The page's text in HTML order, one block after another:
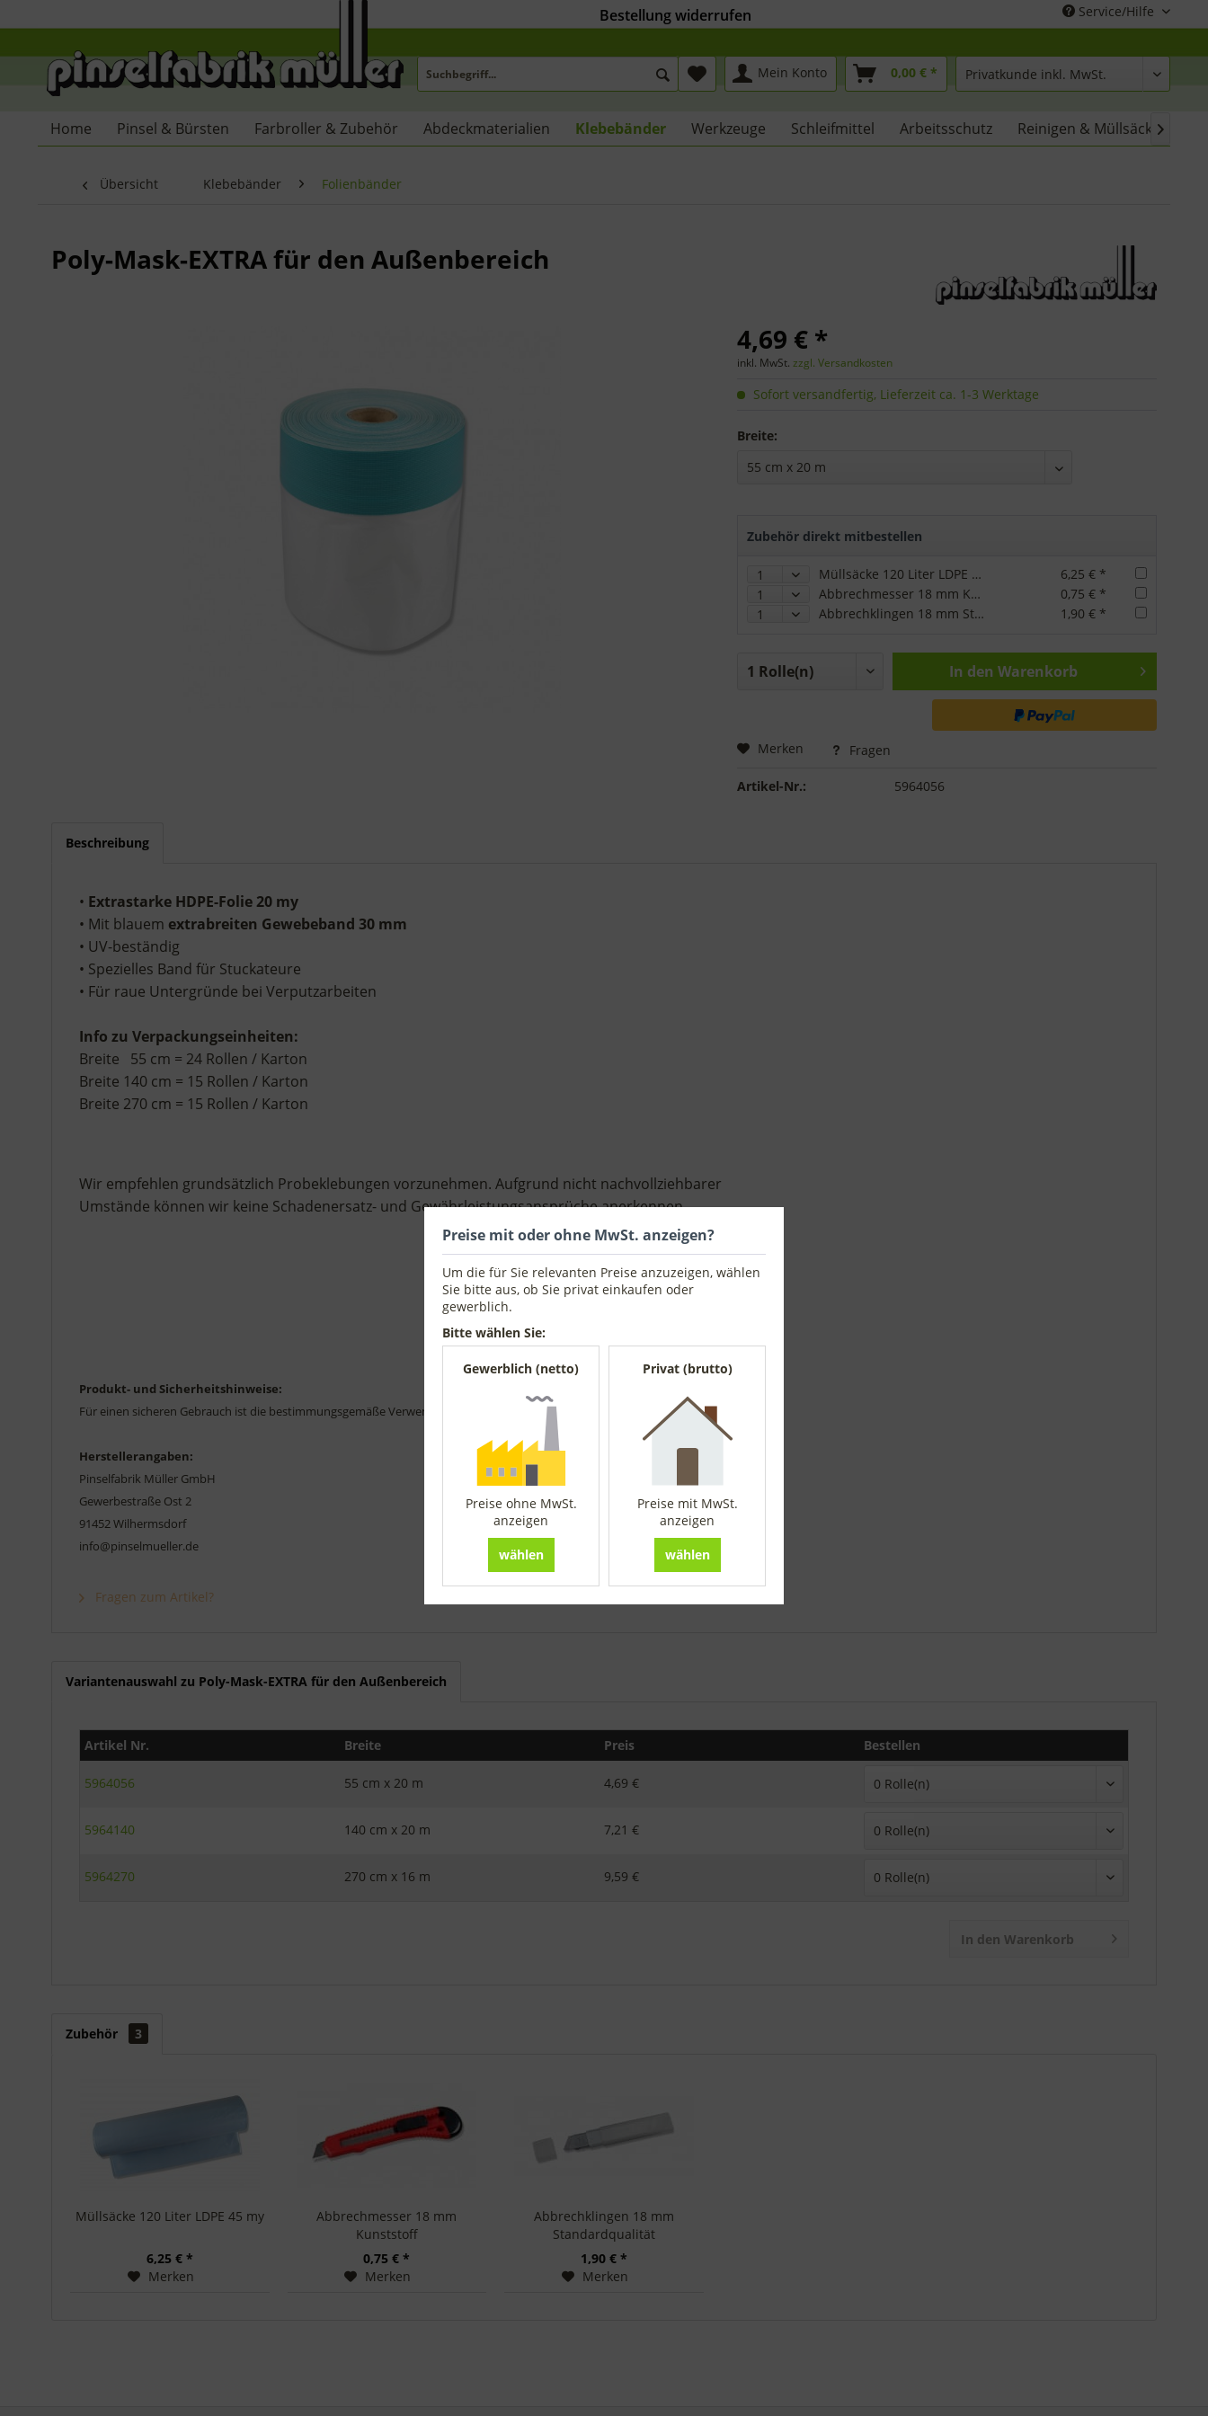
Service/Hilfe
Mein Konto 0,00 € *
Home Pinsel & Bürsten Farbroller & Zubehör Abdeckmaterialien Klebebänder Werkzeuge Schleifmittel Arbeitsschutz Reinigen & Müllsäcke
Übersicht Klebebänder Folienbänder
Poly-Mask-EXTRA für den Außenbereich
4,69 € *
inkl. MwSt. zzgl. Versandkosten
Sofort versandfertig, Lieferzeit ca. 1-3 Werktage
Breite:
Zubehör direkt mitbestellen
Müllsäcke 120 Liter LDPE 45 my
6,25 € *
Abbrechmesser 18 mm Kunststoff
0,75 € *
Abbrechklingen 18 mm Standardqualität
1,90 € *
In den Warenkorb
Merken Fragen
Artikel-Nr.: 5964056
Beschreibung
• Extrastarke HDPE-Folie 20 my
• Mit blauem extrabreiten Gewebeband 30 mm
• UV-beständig
• Spezielles Band für Stuckateure
• Für raue Untergründe bei Verputzarbeiten
Info zu Verpackungseinheiten:
Breite 55 cm = 24 Rollen / Karton
Breite 140 cm = 15 Rollen / Karton
Breite 270 cm = 15 Rollen / Karton
Wir empfehlen grundsätzlich Probeklebungen vorzunehmen. Aufgrund nicht nachvollziehbarer
Umstände können wir keine Schadenersatz- und Gewährleistungsansprüche anerkennen.
Produkt- und Sicherheitshinweise:
Für einen sicheren Gebrauch ist die bestimmungsgemäße Verwendung des Produkts und die nötige Sachkunde erforderlich.
Herstellerangaben:
Pinselfabrik Müller GmbH
Gewerbestraße Ost 2
91452 Wilhermsdorf
info@pinselmueller.de
Fragen zum Artikel?
Variantenauswahl zu Poly-Mask-EXTRA für den Außenbereich
Artikel Nr. Breite Preis Bestellen
5964056 55 cm x 20 m 4,69 €
5964140 140 cm x 20 m 7,21 €
5964270 270 cm x 16 m 9,59 €
In den Warenkorb
Zubehör 3
Müllsäcke 120 Liter LDPE 45 my
6,25 € *
Merken
Abbrechmesser 18 mm
Kunststoff
0,75 € *
Merken
Abbrechklingen 18 mm
Standardqualität
1,90 € *
Merken
Bestellung widerrufen
Preise mit oder ohne MwSt. anzeigen?
Um die für Sie relevanten Preise anzuzeigen, wählen
Sie bitte aus, ob Sie privat einkaufen oder
gewerblich.
Bitte wählen Sie:
Gewerblich (netto)
Preise ohne MwSt.
anzeigen
wählen
Privat (brutto)
Preise mit MwSt.
anzeigen
wählen